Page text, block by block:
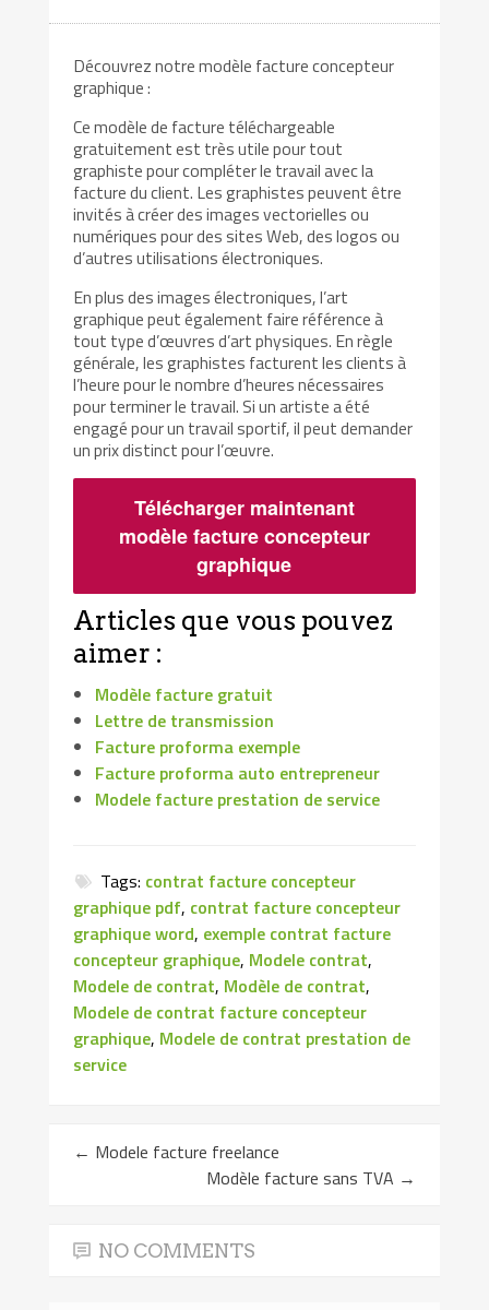
Découvrez notre modèle facture concepteur
graphique :
Ce modèle de facture téléchargeable
gratuitement est très utile pour tout
graphiste pour compléter le travail avec la
facture du client. Les graphistes peuvent être
invités à créer des images vectorielles ou
numériques pour des sites Web, des logos ou
d’autres utilisations électroniques.
En plus des images électroniques, l’art
graphique peut également faire référence à
tout type d’œuvres d’art physiques. En règle
générale, les graphistes facturent les clients à
l’heure pour le nombre d’heures nécessaires
pour terminer le travail. Si un artiste a été
engagé pour un travail sportif, il peut demander
un prix distinct pour l’œuvre.
Télécharger maintenant
modèle facture concepteur
graphique
Articles que vous pouvez
aimer :
Modèle facture gratuit
Lettre de transmission
Facture proforma exemple
Facture proforma auto entrepreneur
Modele facture prestation de service
Tags: contrat facture concepteur
graphique pdf, contrat facture concepteur
graphique word, exemple contrat facture
concepteur graphique, Modele contrat,
Modele de contrat, Modèle de contrat,
Modele de contrat facture concepteur
graphique, Modele de contrat prestation de
service
← Modele facture freelance
Modèle facture sans TVA →
NO COMMENTS